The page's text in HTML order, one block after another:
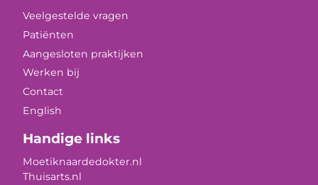
Veelgestelde vragen
Patiënten
Aangesloten praktijken
Werken bij
Contact
English
Handige links
Moetiknaardedokter.nl
Thuisarts.nl